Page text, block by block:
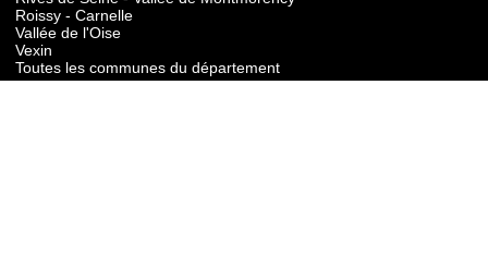
Roissy - Carnelle
Vallée de l'Oise
Vexin
Toutes les communes du département